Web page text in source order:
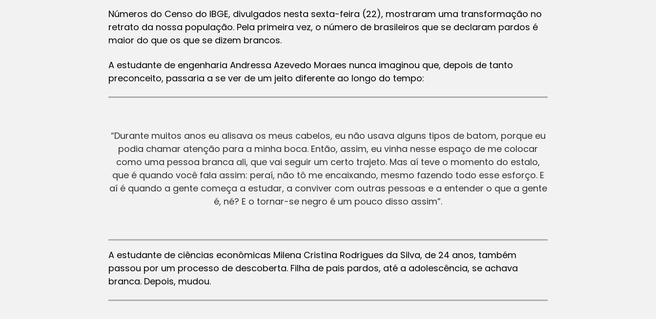
Números do Censo do IBGE, divulgados nesta sexta-feira (22), mostraram uma transformação no
retrato da nossa população. Pela primeira vez, o número de brasileiros que se declaram pardos é
maior do que os que se dizem brancos.
A estudante de engenharia Andressa Azevedo Moraes nunca imaginou que, depois de tanto
preconceito, passaria a se ver de um jeito diferente ao longo do tempo:
“Durante muitos anos eu alisava os meus cabelos, eu não usava alguns tipos de batom, porque eu
podia chamar atenção para a minha boca. Então, assim, eu vinha nesse espaço de me colocar
como uma pessoa branca ali, que vai seguir um certo trajeto. Mas aí teve o momento do estalo,
que é quando você fala assim: peraí, não tô me encaixando, mesmo fazendo todo esse esforço. E
aí é quando a gente começa a estudar, a conviver com outras pessoas e a entender o que a gente
é, né? E o tornar-se negro é um pouco disso assim”.
A estudante de ciências econômicas Milena Cristina Rodrigues da Silva, de 24 anos, também
passou por um processo de descoberta. Filha de pais pardos, até a adolescência, se achava
branca. Depois, mudou.